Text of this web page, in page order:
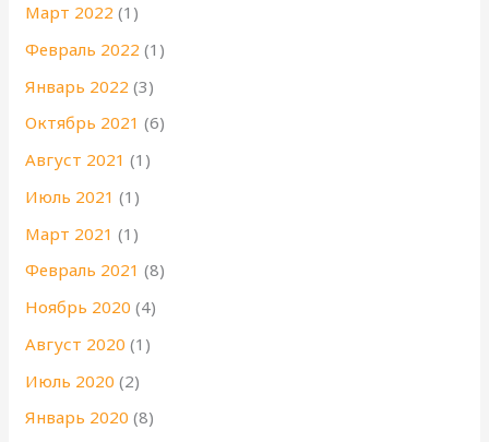
Март 2022 (1)
Февраль 2022 (1)
Январь 2022 (3)
Октябрь 2021 (6)
Август 2021 (1)
Июль 2021 (1)
Март 2021 (1)
Февраль 2021 (8)
Ноябрь 2020 (4)
Август 2020 (1)
Июль 2020 (2)
Январь 2020 (8)